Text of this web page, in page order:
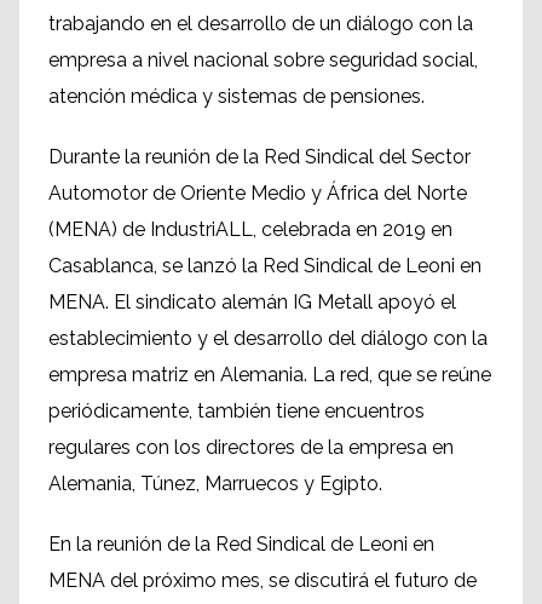
trabajando en el desarrollo de un diálogo con la
empresa a nivel nacional sobre seguridad social,
atención médica y sistemas de pensiones.
Durante la reunión de la Red Sindical del Sector
Automotor de Oriente Medio y África del Norte
(MENA) de IndustriALL, celebrada en 2019 en
Casablanca, se lanzó la Red Sindical de Leoni en
MENA. El sindicato alemán IG Metall apoyó el
establecimiento y el desarrollo del diálogo con la
empresa matriz en Alemania. La red, que se reúne
periódicamente, también tiene encuentros
regulares con los directores de la empresa en
Alemania, Túnez, Marruecos y Egipto.
En la reunión de la Red Sindical de Leoni en
MENA del próximo mes, se discutirá el futuro de